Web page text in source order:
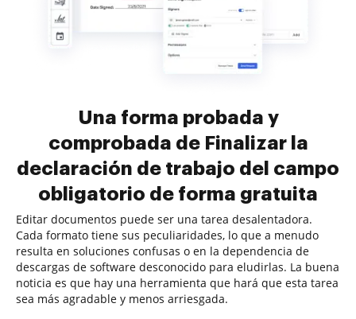
Una forma probada y
comprobada de Finalizar la
declaración de trabajo del campo
obligatorio de forma gratuita
Editar documentos puede ser una tarea desalentadora.
Cada formato tiene sus peculiaridades, lo que a menudo
resulta en soluciones confusas o en la dependencia de
descargas de software desconocido para eludirlas. La buena
noticia es que hay una herramienta que hará que esta tarea
sea más agradable y menos arriesgada.